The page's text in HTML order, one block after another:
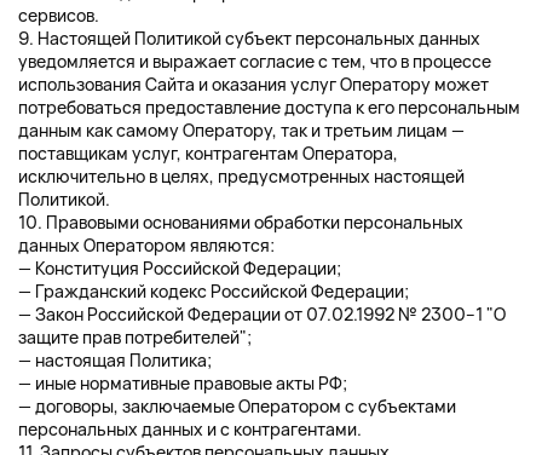
сервисов.
9. Настоящей Политикой субъект персональных данных
уведомляется и выражает согласие с тем, что в процессе
использования Сайта и оказания услуг Оператору может
потребоваться предоставление доступа к его персональным
данным как самому Оператору, так и третьим лицам —
поставщикам услуг, контрагентам Оператора,
исключительно в целях, предусмотренных настоящей
Политикой.
10. Правовыми основаниями обработки персональных
данных Оператором являются:
— Конституция Российской Федерации;
— Гражданский кодекс Российской Федерации;
— Закон Российской Федерации от 07.02.1992 № 2300–1 "О
защите прав потребителей";
— настоящая Политика;
— иные нормативные правовые акты РФ;
— договоры, заключаемые Оператором с субъектами
персональных данных и с контрагентами.